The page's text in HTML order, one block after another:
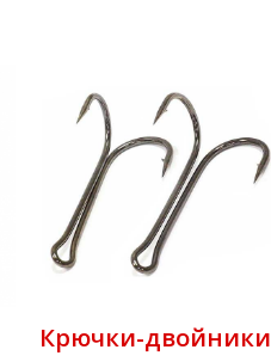
Крючки-двойники